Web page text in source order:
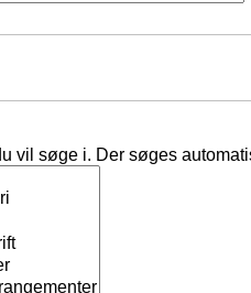
vil søge i. Der søges